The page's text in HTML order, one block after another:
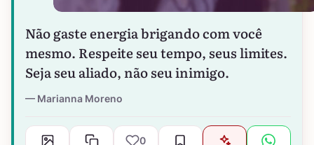
Não gaste energia brigando com você
mesmo. Respeite seu tempo, seus limites.
Seja seu aliado, não seu inimigo.
Marianna Moreno
0